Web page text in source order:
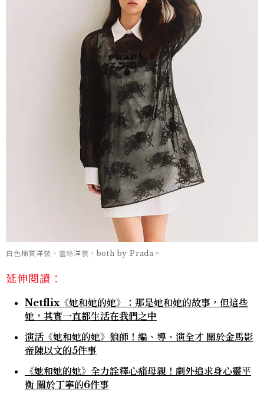
白色棉質洋裝、蕾絲洋裝，both by Prada。
延伸閱讀：
Netflix《她和她的她》：那是她和她的故事，但這些
她，其實一直都生活在我們之中
演活《她和她的她》狼師！編、導、演全才 關於金馬影
帝陳以文的5件事
《她和她的她》全力詮釋心痛母親！劇外追求身心靈平
衡 關於丁寧的6件事